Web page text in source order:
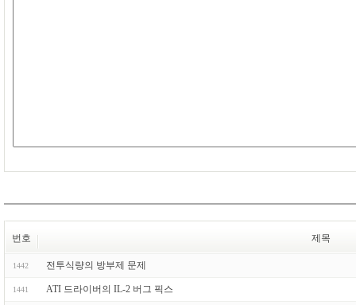
번호 제목
1442 전투식량의 방부제 문제
1441 ATI 드라이버의 IL-2 버그 픽스